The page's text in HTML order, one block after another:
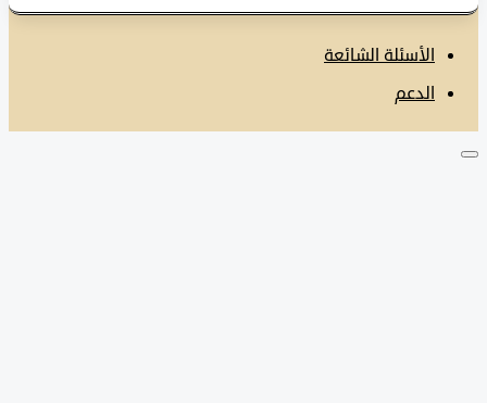
الأسئلة الشائعة
الدعم